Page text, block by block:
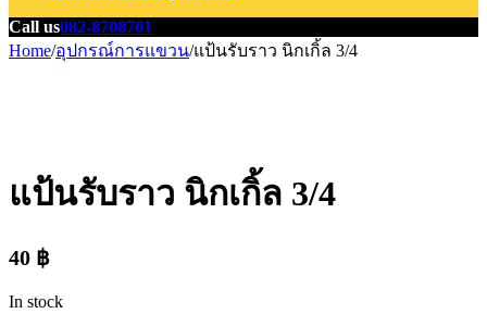
Call us082-8708701
Home/อุปกรณ์การแขวน/แป้นรับราว นิกเกิ้ล 3/4
แป้นรับราว นิกเกิ้ล 3/4
40 ฿
In stock